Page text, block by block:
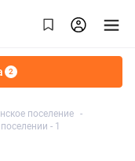
2
поселение
- 1